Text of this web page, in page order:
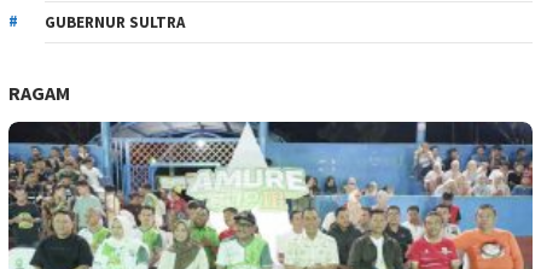
GUBERNUR SULTRA
RAGAM